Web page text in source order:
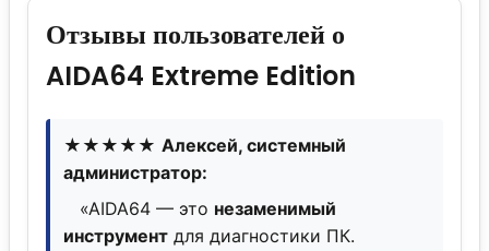
Отзывы пользователей о
AIDA64 Extreme Edition
★★★★★ Алексей, системный
администратор:
«AIDA64 — это незаменимый
инструмент для диагностики ПК.